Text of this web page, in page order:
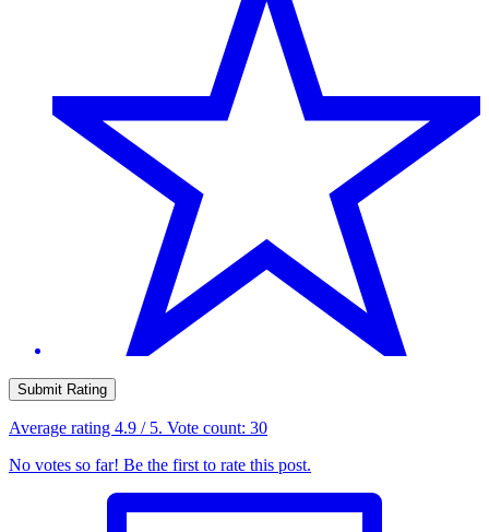
Submit Rating
Average rating 4.9 / 5. Vote count: 30
No votes so far! Be the first to rate this post.